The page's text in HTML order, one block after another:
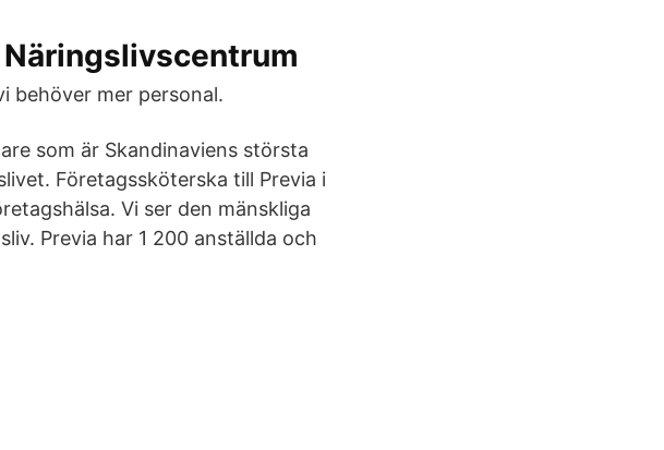
behöver mer personal.
som är Skandinaviens största
Företagssköterska till Previa i
Vi ser den mänskliga
Previa har 1 200 anställda och